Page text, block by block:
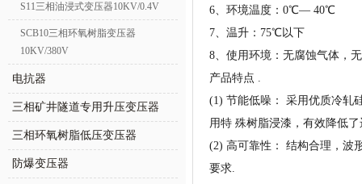
S11三相油浸式变压器10KV/0.4V
SCB10三相环氧树脂变压器
10KV/380V
电抗器
三相矿井隧道专用升压变压器
三相环氧树脂低压变压器
防爆变压器
6、环境温度：0℃— 40℃
7、温升：75℃以下
8、使用环境：无腐蚀气体，
产品特点 .
(1) 节能低噪： 采用优质冷轧
用特 殊树脂浸漆，有效降低
(2) 高可靠性： 结构合理，波
要求.